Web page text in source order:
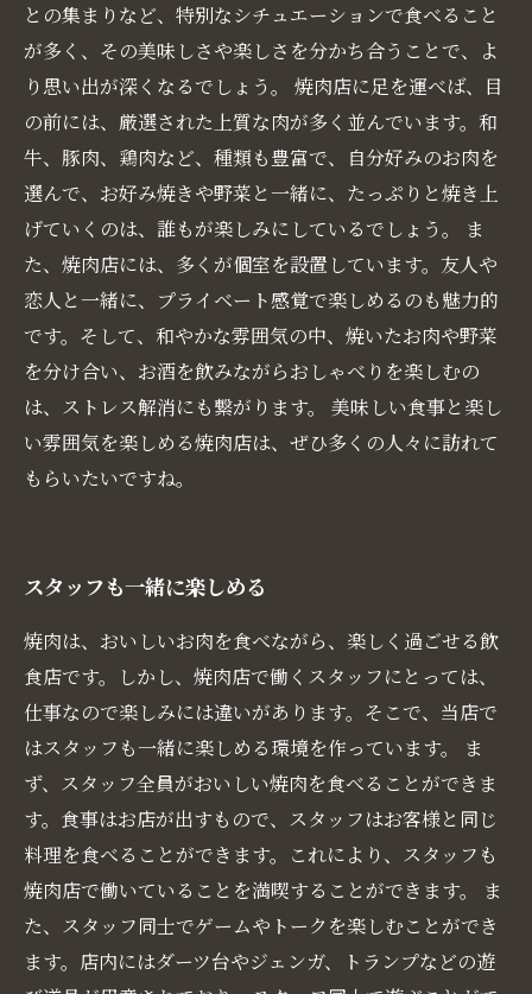
との集まりなど、特別なシチュエーションで食べること
が多く、その美味しさや楽しさを分かち合うことで、よ
り思い出が深くなるでしょう。 焼肉店に足を運べば、目
の前には、厳選された上質な肉が多く並んでいます。和
牛、豚肉、鶏肉など、種類も豊富で、自分好みのお肉を
選んで、お好み焼きや野菜と一緒に、たっぷりと焼き上
げていくのは、誰もが楽しみにしているでしょう。 ま
た、焼肉店には、多くが個室を設置しています。友人や
恋人と一緒に、プライベート感覚で楽しめるのも魅力的
です。そして、和やかな雰囲気の中、焼いたお肉や野菜
を分け合い、お酒を飲みながらおしゃべりを楽しむの
は、ストレス解消にも繋がります。 美味しい食事と楽し
い雰囲気を楽しめる焼肉店は、ぜひ多くの人々に訪れて
もらいたいですね。
スタッフも一緒に楽しめる
焼肉は、おいしいお肉を食べながら、楽しく過ごせる飲
食店です。しかし、焼肉店で働くスタッフにとっては、
仕事なので楽しみには違いがあります。そこで、当店で
はスタッフも一緒に楽しめる環境を作っています。 ま
ず、スタッフ全員がおいしい焼肉を食べることができま
す。食事はお店が出すもので、スタッフはお客様と同じ
料理を食べることができます。これにより、スタッフも
焼肉店で働いていることを満喫することができます。 ま
た、スタッフ同士でゲームやトークを楽しむことができ
ます。店内にはダーツ台やジェンガ、トランプなどの遊